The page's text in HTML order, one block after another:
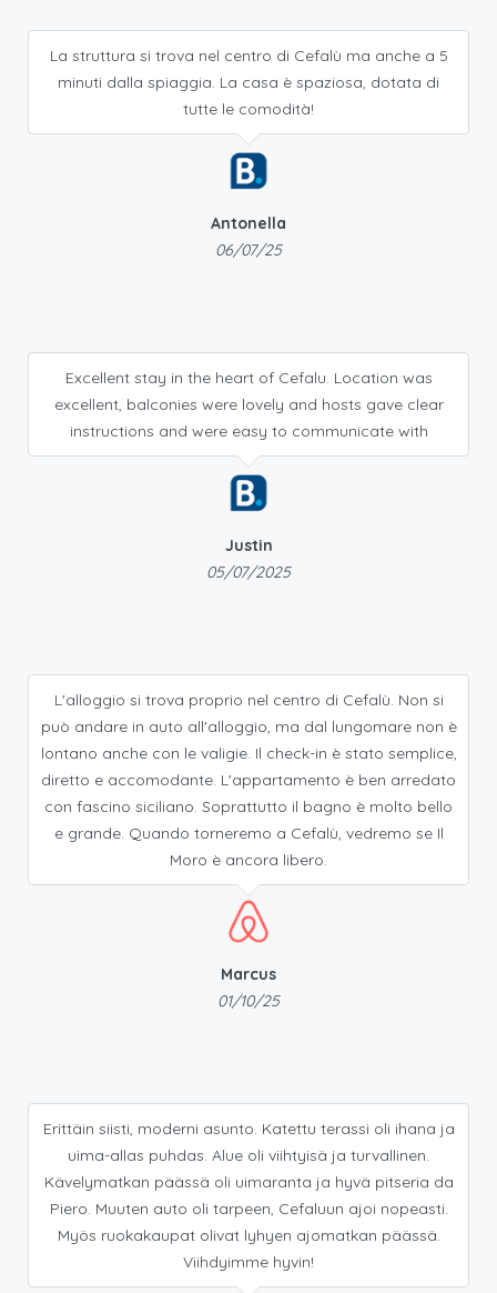
La struttura si trova nel centro di Cefalù ma anche a 5
minuti dalla spiaggia. La casa è spaziosa, dotata di
tutte le comodità!
Antonella
06/07/25
Excellent stay in the heart of Cefalu. Location was
excellent, balconies were lovely and hosts gave clear
instructions and were easy to communicate with
Justin
05/07/2025
L'alloggio si trova proprio nel centro di Cefalù. Non si
può andare in auto all'alloggio, ma dal lungomare non è
lontano anche con le valigie. Il check-in è stato semplice,
diretto e accomodante. L'appartamento è ben arredato
con fascino siciliano. Soprattutto il bagno è molto bello
e grande. Quando torneremo a Cefalù, vedremo se Il
Moro è ancora libero.
Marcus
01/10/25
Erittäin siisti, moderni asunto. Katettu terassi oli ihana ja
uima-allas puhdas. Alue oli viihtyisä ja turvallinen.
Kävelymatkan päässä oli uimaranta ja hyvä pitseria da
Piero. Muuten auto oli tarpeen, Cefaluun ajoi nopeasti.
Myös ruokakaupat olivat lyhyen ajomatkan päässä.
Viihdyimme hyvin!